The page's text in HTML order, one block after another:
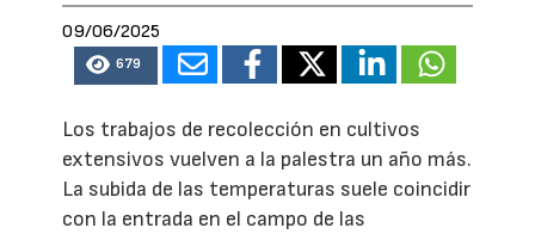
09/06/2025
679
Los trabajos de recolección en cultivos
extensivos vuelven a la palestra un año más.
La subida de las temperaturas suele coincidir
con la entrada en el campo de las